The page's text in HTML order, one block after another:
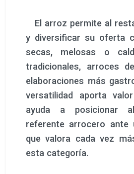
El arroz permite al
y diversificar su oferta
secas, melosas o
tradicionales, arroces
elaboraciones más
versatilidad aporta
ayuda a posicionar
referente arrocero ante
que valora cada vez
esta categoría.